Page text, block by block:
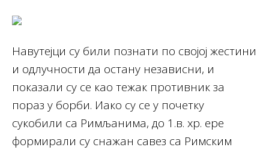
Навутејци су били познати по својој жестини
и одлучности да остану независни, и
показали су се као тежак противник за
пораз у борби. Иако су се у почетку
сукобили са Римљанима, до 1.в. хр. ере
формирали су снажан савез са Римским